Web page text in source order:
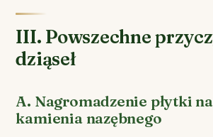
III. Powszechne
dziąseł
A. Nagromadzenie płytki
kamienia nazębnego